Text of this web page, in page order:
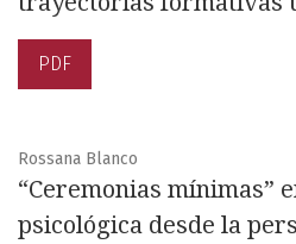
PDF
Rossana Blanco
“Ceremonias mínimas”
psicológica desde la